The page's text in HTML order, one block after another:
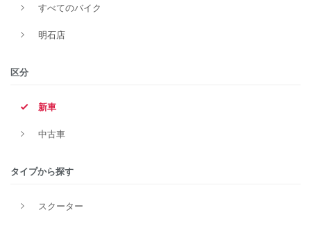
すべてのバイク
明石店
区分
新車
中古車
タイプから探す
スクーター
メーカー